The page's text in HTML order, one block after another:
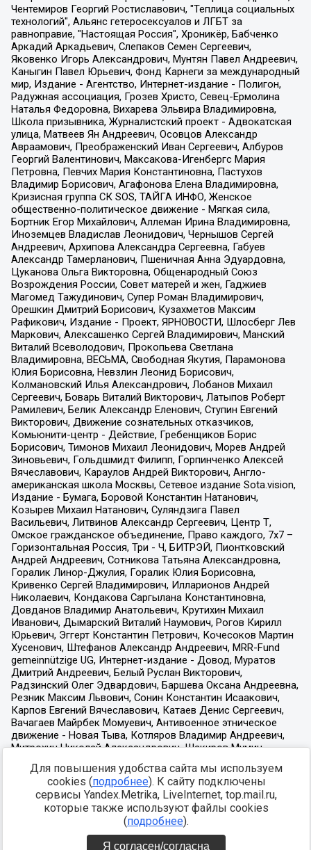
Для повышения удобства сайта мы используем
cookies (подробнее). К сайту подключены
сервисы Yandex.Metrika, LiveInternet, top.mail.ru,
которые также используют файлы cookies
(подробнее).
Я согласен/согласна